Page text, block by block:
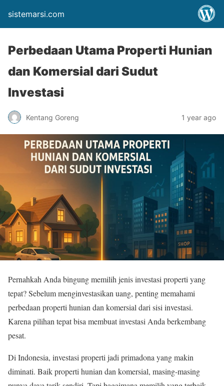
sistemarsi.com
Perbedaan Utama Properti Hunian
dan Komersial dari Sudut
Investasi
Kentang Goreng 1 year ago
Pernahkah Anda bingung memilih jenis investasi properti yang
tepat? Sebelum menginvestasikan uang, penting memahami
perbedaan properti hunian dan komersial dari sisi investasi.
Karena pilihan tepat bisa membuat investasi Anda berkembang
pesat.
Di Indonesia, investasi properti jadi primadona yang makin
diminati. Baik properti hunian dan komersial, masing-masing